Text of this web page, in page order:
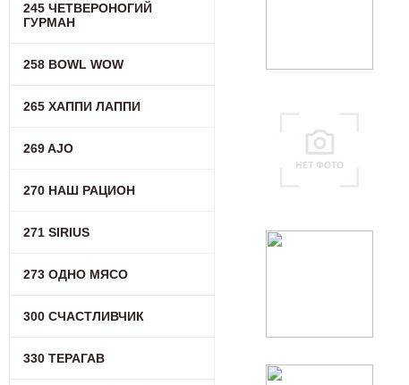
245 ЧЕТВЕРОНОГИЙ
ГУРМАН
258 BOWL WOW
265 ХАППИ ЛАППИ
269 AJO
270 НАШ РАЦИОН
271 SIRIUS
273 ОДНО МЯСО
300 СЧАСТЛИВЧИК
330 ТЕРАГАВ